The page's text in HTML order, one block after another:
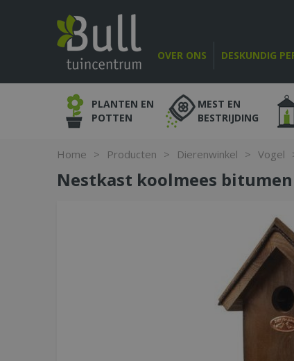
Home > Producten > Dierenwinkel > Vogel
OVER ONS DESKUNDIG
PLANTEN EN
POTTEN
MEST EN
BESTRIJDING
Nestkast koolmees